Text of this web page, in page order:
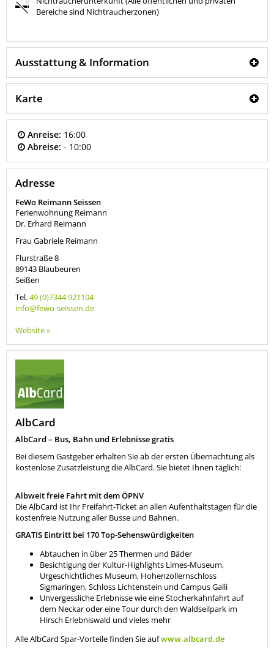
Bereiche sind Nichtraucherzonen)
Ausstattung & Information
Karte
Anreise: 16:00
Abreise: - 10:00
Adresse
FeWo Reimann Seissen
Ferienwohnung Reimann
Dr. Erhard Reimann
Frau Gabriele Reimann
Flurstraße 8
89143 Blaubeuren
Seißen
Tel.49 (0)7344 921104
info@fewo-seissen.de
Website »
AlbCard
AlbCard – Bus, Bahn und Erlebnisse gratis
Bei diesem Gastgeber erhalten Sie ab der ersten Übernachtung als
kostenlose Zusatzleistung die AlbCard. Sie bietet Ihnen täglich:
Albweit freie Fahrt mit dem ÖPNV
Die AlbCard ist Ihr Freifahrt-Ticket an allen Aufenthaltstagen für die
kostenfreie Nutzung aller Busse und Bahnen.
GRATIS Eintritt bei 170 Top-Sehenswürdigkeiten
Abtauchen in über 25 Thermen und Bäder
Besichtigung der Kultur-Highlights Limes-Museum,
Urgeschichtliches Museum, Hohenzollernschloss
Sigmaringen, Schloss Lichtenstein und Campus Galli
Unvergessliche Erlebnisse wie eine Stocherkahnfahrt auf
dem Neckar oder eine Tour durch den Waldseilpark im
Hirsch Erlebniswald und vieles mehr
Alle AlbCard Spar-Vorteile finden Sie aufwww.albcard.de